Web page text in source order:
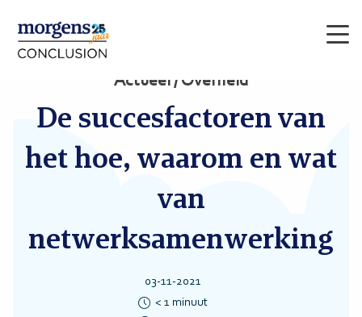
Actueel / Overheid
De succesfactoren van
het hoe, waarom en wat
van
netwerksamenwerking
03-11-2021
< 1 minuut